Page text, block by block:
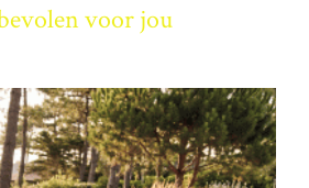
voor jou